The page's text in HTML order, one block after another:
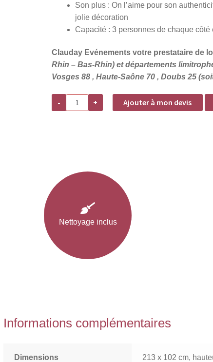
Son plus : On l’aime pour son
jolie décoration
Capacité : 3 personnes de chaque
Clauday Evénements votre prestataire de
Rhin – Bas-Rhin) et départements
Vosges 88 , Haute-Saône 70 , Doubs 25
-
quantité
Location
+ Ajouter à mon devis
Nettoyage inclus
Informations complémentaires
Dimensions 213 x 102 cm,